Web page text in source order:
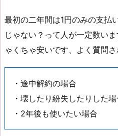
最初の二年間は1円のみの支払
じゃない？って人が一定数い
ゃくちゃ安いです、よく質問
・途中解約の場合
・壊したり紛失したりした場
・2年後も使いたい場合